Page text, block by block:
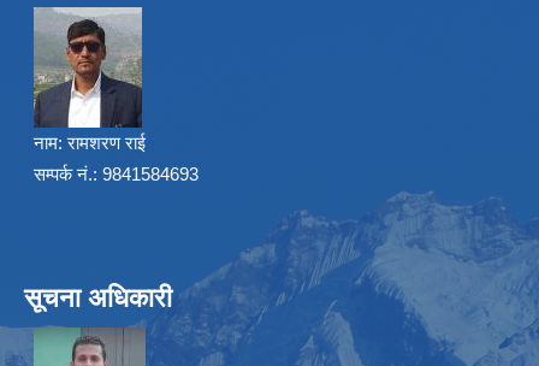
नाम: रामशरण राई
सम्पर्क नं.: 9841584693
सूचना अधिकारी